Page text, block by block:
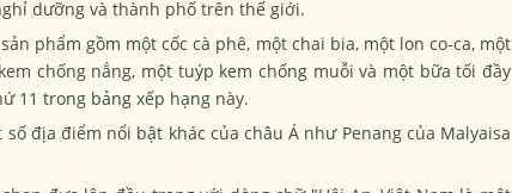
dưỡng và thành phố trên thế giới.
phẩm gồm một cốc cà phê, một chai bia, một lon co-ca, một
chống nắng, một tuýp kem chống muỗi và một bữa tối đầy
11 trong bảng xếp hạng này.
địa điểm nổi bật khác của châu Á như Penang của Malyaisa